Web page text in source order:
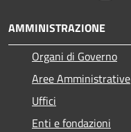
AMMINISTRAZIONE
Organi di Governo
Aree Amministrative
Uffici
Enti e fondazioni